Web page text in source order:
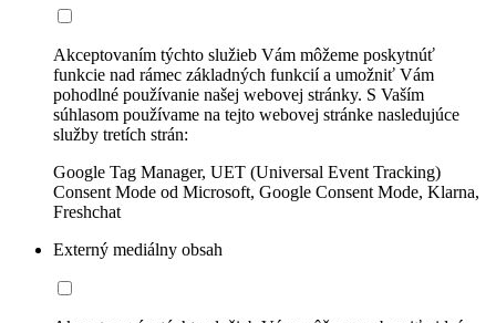
Akceptovaním týchto služieb Vám môžeme poskytnúť
funkcie nad rámec základných funkcií a umožniť Vám
pohodlné používanie našej webovej stránky. S Vaším
súhlasom používame na tejto webovej stránke nasledujúce
služby tretích strán:
Google Tag Manager, UET (Universal Event Tracking)
Consent Mode od Microsoft, Google Consent Mode, Klarna,
Freshchat
Externý mediálny obsah